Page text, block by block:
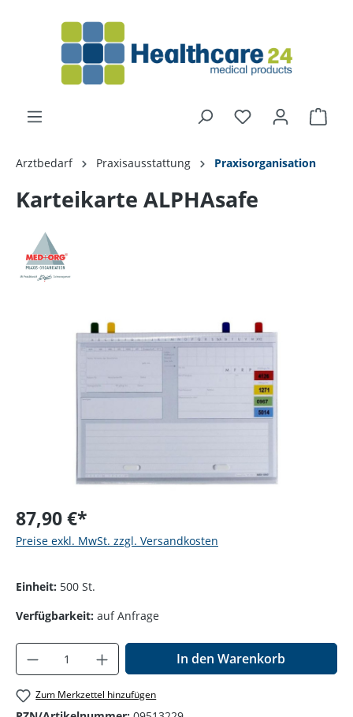
Arztbedarf Praxisausstattung Praxisorganisation
Karteikarte ALPHAsafe
Bildergalerie überspringen
87,90 €*
Preise exkl. MwSt. zzgl. Versandkosten
Einheit: 500 St.
Verfügbarkeit: auf Anfrage
Produkt Anzahl: Gib den gewünschten
In den Warenkorb
Zum Merkzettel hinzufügen